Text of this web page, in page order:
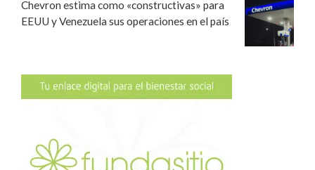
Chevron estima como «constructivas» para
EEUU y Venezuela sus operaciones en el país